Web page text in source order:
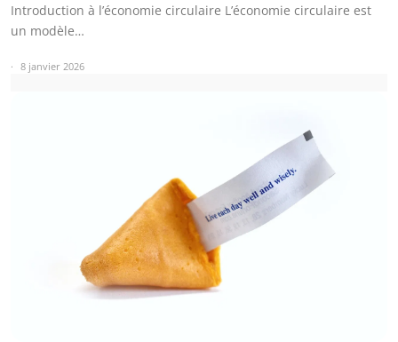
Introduction à l’économie circulaire L’économie circulaire est
un modèle…
8 janvier 2026